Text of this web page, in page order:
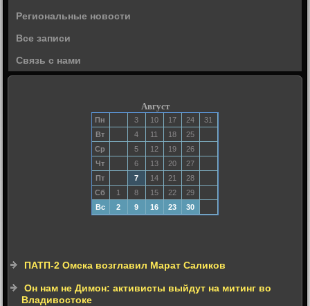
Региональные новости
Все записи
Связь с нами
Август
Пн 3 10 17 24
31
Вт
4 11 18
25
Ср
5 12 19
26
Чт
6 13 20
27
Пт
7 14 21
28
Сб
1 8 15 22
29
Вс
2 9 16 23 30
ПАТП-2 Омска возглавил Марат Саликов
Он нам не Димон: активисты выйдут на митинг во
Владивостоке